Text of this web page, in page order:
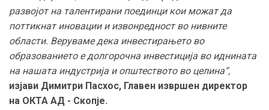
развојот на талентирани поединци кои можат да
поттикнат иновации и извонредност во нивните
области. Веруваме дека инвестирањето во
образованието е долгорочна инвестиција во иднината
на нашата индустрија и општеството во целина“,
изјави Димитри Пасхос, Главен извршен директор
на ОКТА АД - Скопје.